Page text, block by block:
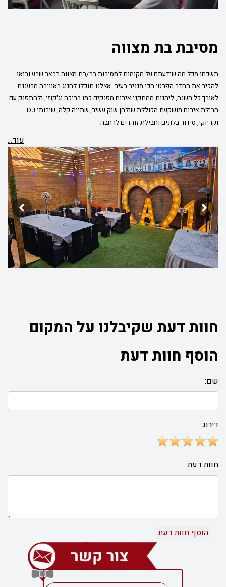
מסיבת בת מצווה
תשכחו מכל מה שידעתם על מקומות למסיבות בר/בת מצווה בבאר שבע ובואו
להכיר את החדר הפרטי הכי מגניב בעיר. אצלנו תוכלו לחגוג באווירה מרעננת
לאורך כל השנה, ליהנות ממתקני אירוח מפנקים כמו בריכה וג'קוזי, ולהתפנק עם
חבילת אירוח מושקעת הכוללת שולחן שוק עשיר, שתייה קלה, שירותי DJ
וקריוקי, סידור בלונים וחבילת זוהרים לרחבה.
עוֹד...
חוות דעת שקיבלנו על המקום
הוסף חוות דעת
שם:
דירוג:
חוות דעת: